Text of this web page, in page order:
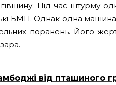
Під час штурму
БМП. Однак одна
поранень. Його
від пташиного